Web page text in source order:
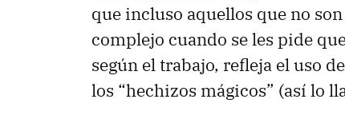
que incluso aquellos que no
complejo cuando se les pide
según el trabajo, refleja el uso
los “hechizos mágicos” (así lo